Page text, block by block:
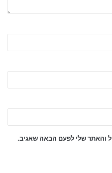
והאתר שלי לפעם הבאה שאגיב.